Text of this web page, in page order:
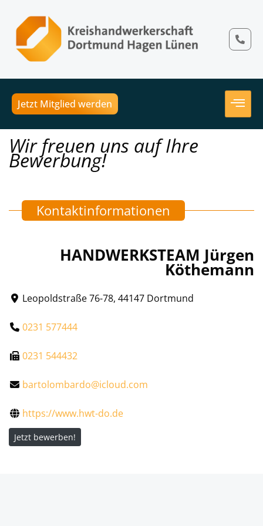
Jetzt Mitglied werden
Wir freuen uns auf Ihre
Bewerbung!
Kontaktinformationen
HANDWERKSTEAM Jürgen
Köthemann
Leopoldstraße 76-78, 44147 Dortmund
0231 577444
0231 544432
bartolombardo@icloud.com
https://www.hwt-do.de
Jetzt bewerben!